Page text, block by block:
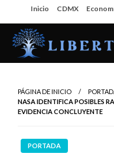
al
contenido
Inicio CDMX
PÁGINA DE INICIO
NASA IDENTIFICA POSIBLES
EVIDENCIA CONCLUYENTE
PORTADA